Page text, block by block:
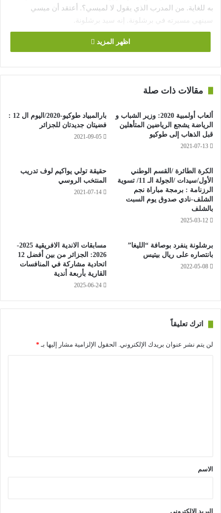
به للغاية. من المدرب الذي يقول لا لميسي؟. أعتقد أن ميسي
سينهي مسيرته في برشلونة. إنه سيد برشلونة.
وقال توخيل إن النادي سيناقش أهدافه من التعاقدات الجديدة حيث
تياغو سيلفا وإيريك مكسيم تشوبو موتينغ. نريد استغلال فترة
فترات راحة، نريد بناء تشكيلة قوية. قررنا عدم الحديث عن الانتقالات
خلال هذه الفترة. سنجلس سويا خلال الأيام المقبلة.
مارس الماضي بسبب جائحة كوفيد-19 وانطلق الموسم الجديد هذا
الأسبوع.
اظهر المزيد
مقالات ذات صلة
ألعاب أولمبية 2020: وزير الشباب و
الرياضة يشجع الرياضين المتأهلين
قبل الذهاب إلى طوكيو
2021-07-13
بارالمبياد طوكيو-2020/اليوم ال 12 :
فضيتان جديدتان للجزائر
2021-09-05
الكرة الطائرة /القسم الوطني
الأول/سيدات /الجولة الـ 11/ تسوية
الرزنامة : برمجة مباراة نجم
الشلف-نادي صدوق يوم السبت
بالشلف
2025-03-12
حقيقة تولي يواكيم لوف تدريب
المنتخب الروسي
2021-07-14
برشلونة ينفرد بوصافة “الليغا”
بانتصاره على ريال بيتيس
2022-05-08
مسابقات الاندية الافريقية 2025-
2026: الجزائر من بين أفضل 12
اتحادية مشاركة في المنافسات
القارية بأربعة أندية
2025-06-24
اترك تعليقاً
لن يتم نشر عنوان بريدك الإلكتروني. الحقول الإلزامية مشار إليها بـ *
*الاسم
البريد الإلكتروني